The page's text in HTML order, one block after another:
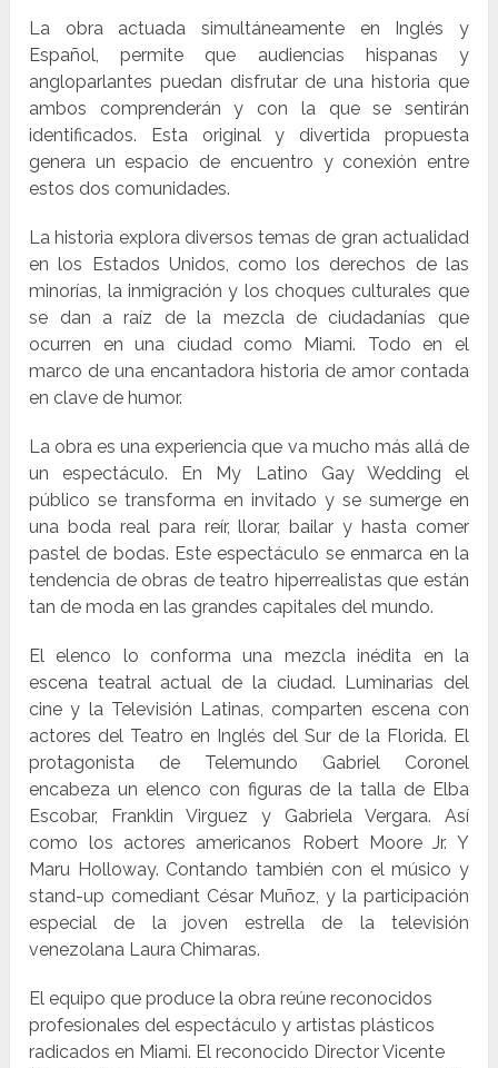
La obra actuada simultáneamente en Inglés y
Español, permite que audiencias hispanas y
angloparlantes puedan disfrutar de una historia que
ambos comprenderán y con la que se sentirán
identificados. Esta original y divertida propuesta
genera un espacio de encuentro y conexión entre
estos dos comunidades.
La historia explora diversos temas de gran actualidad
en los Estados Unidos, como los derechos de las
minorías, la inmigración y los choques culturales que
se dan a raíz de la mezcla de ciudadanías que
ocurren en una ciudad como Miami. Todo en el
marco de una encantadora historia de amor contada
en clave de humor.
La obra es una experiencia que va mucho más allá de
un espectáculo. En My Latino Gay Wedding el
público se transforma en invitado y se sumerge en
una boda real para reír, llorar, bailar y hasta comer
pastel de bodas. Este espectáculo se enmarca en la
tendencia de obras de teatro hiperrealistas que están
tan de moda en las grandes capitales del mundo.
El elenco lo conforma una mezcla inédita en la
escena teatral actual de la ciudad. Luminarias del
cine y la Televisión Latinas, comparten escena con
actores del Teatro en Inglés del Sur de la Florida. El
protagonista de Telemundo Gabriel Coronel
encabeza un elenco con figuras de la talla de Elba
Escobar, Franklin Virguez y Gabriela Vergara. Así
como los actores americanos Robert Moore Jr. Y
Maru Holloway. Contando también con el músico y
stand-up comediant César Muñoz, y la participación
especial de la joven estrella de la televisión
venezolana Laura Chimaras.
El equipo que produce la obra reúne reconocidos
profesionales del espectáculo y artistas plásticos
radicados en Miami. El reconocido Director Vicente